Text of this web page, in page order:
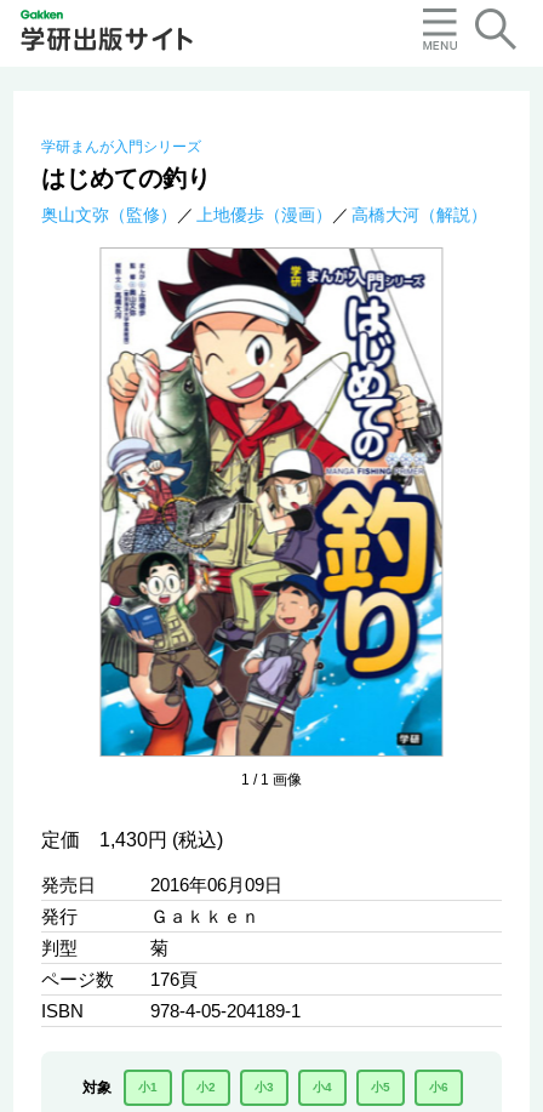
学研まんが入門シリーズ
はじめての釣り
奥山文弥（監修） 上地優歩（漫画） 高橋大河（解説）
1 / 1 画像
定価 1,430円 (税込)
発売日
2016年06月09日
発行
Ｇａｋｋｅｎ
判型
菊
ページ数
176頁
ISBN
978-4-05-204189-1
対象 小1 小2 小3 小4 小5 小6